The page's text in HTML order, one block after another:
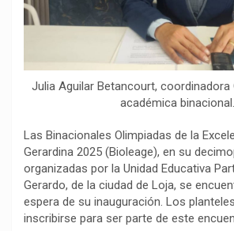
Julia Aguilar Betancourt, coordinadora
académica binacional.
Las Binacionales Olimpiadas de la
Gerardina 2025 (Bioleage), en su
organizadas por la Unidad Educativa
Gerardo, de la ciudad de Loja, se
espera de su inauguración. Los
inscribirse para ser parte de este